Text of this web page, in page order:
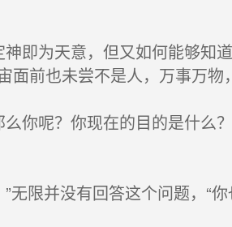
即为天意，但又如何能够
前也未尝不是人，万事万物
你呢？你现在的目的是什么
限并没有回答这个问题，“